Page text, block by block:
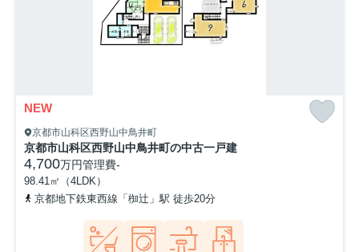
NEW
京都市山科区西野山中鳥井町
京都市山科区西野山中鳥井町の中古一戸建
4,700万円管理費-
98.41㎡（4LDK）
京都地下鉄東西線「椥辻」駅 徒歩20分